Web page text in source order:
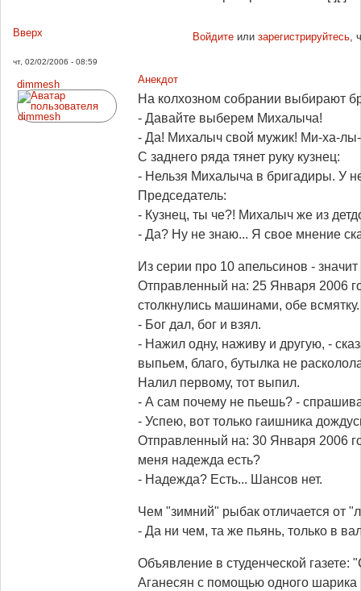
Вверх Войдитеили зарегистрируйтесь,
чт, 02/02/2006 - 08:59
dimmesh Анекдот
На колхозном собрании выбирают
- Давайте выберем Михалыча!
- Да! Михалыч свой мужик! Ми-ха-
С заднего ряда тянет руку кузнец:
- Нельзя Михалыча в бригадиры. У
Председатель:
- Кузнец, ты че?! Михалыч же из
- Да? Ну не знаю... Я свое мнение
Из серии про 10 апельсинов -
Отправленный на: 25 Января 2006
столкнулись машинами, обе
- Бог дал, бог и взял.
- Нажил одну, наживу и другую, -
выпьем, благо, бутылка не
Налил первому, тот выпил.
- А сам почему не пьешь? -
- Успею, вот только гаишника
Отправленный на: 30 Января 2006
меня надежда есть?
- Надежда? Есть... Шансов нет.
Чем "зимний" рыбак отличается от
- Да ни чем, та же пьянь, только в
Объявление в студенческой газете:
Аганесян с помощью одного шарика